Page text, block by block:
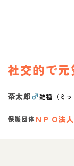
社交的で
茶太郎♂雑種（ミッ
保護団体 ＮＰＯ法